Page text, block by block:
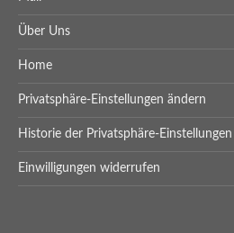
Über Uns
Home
Privatsphäre-Einstellungen ändern
Historie der Privatsphäre-Einstellungen
Einwilligungen widerrufen